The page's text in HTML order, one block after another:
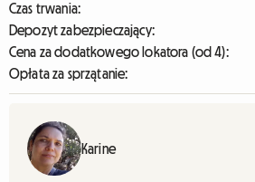
Czas trwania:
Depozyt zabezpieczający:
Cena za dodatkowego lokatora (od 4):
Opłata za sprzątanie:
Karine